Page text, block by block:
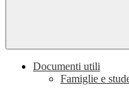
Documenti utili
Famiglie e